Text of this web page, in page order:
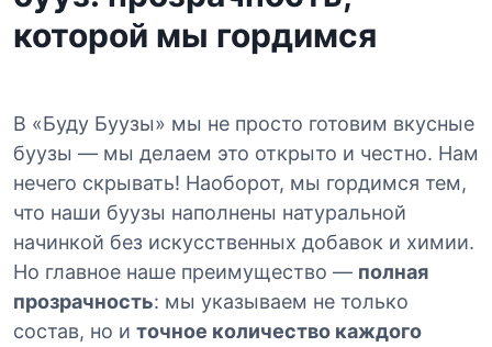
которой мы гордимся
В «Буду Буузы» мы не просто готовим вкусные
буузы — мы делаем это открыто и честно. Нам
нечего скрывать! Наоборот, мы гордимся тем,
что наши буузы наполнены натуральной
начинкой без искусственных добавок и химии.
Но главное наше преимущество — полная
прозрачность: мы указываем не только
состав, но и точное количество каждого